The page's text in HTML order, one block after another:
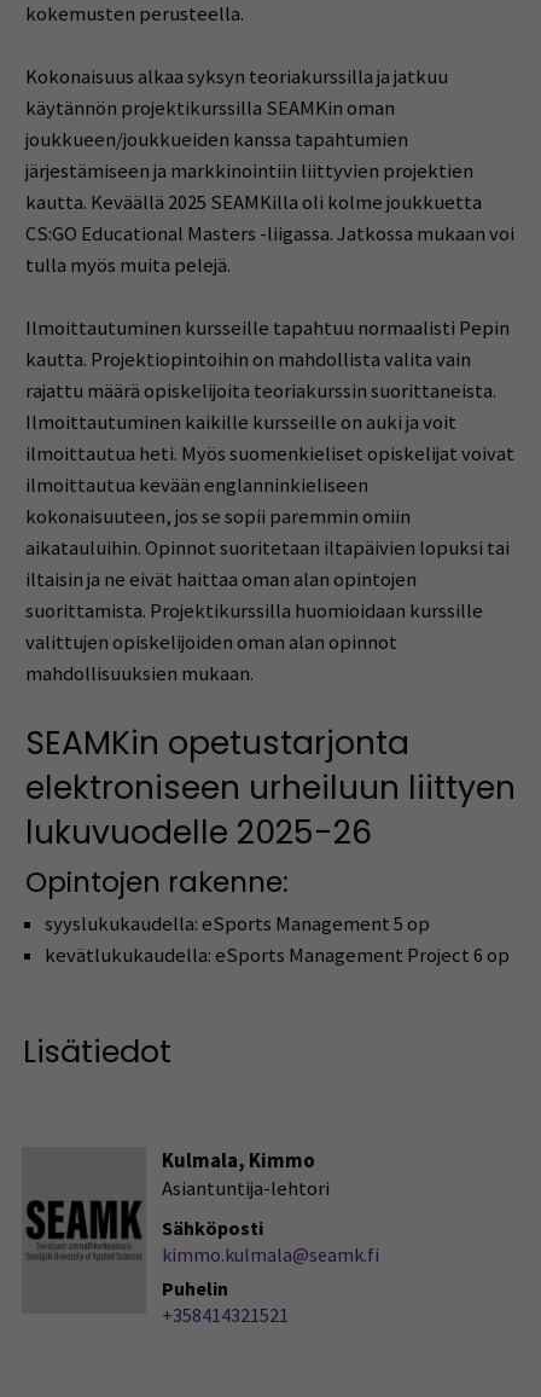
kokemusten perusteella.
Kokonaisuus alkaa syksyn teoriakurssilla ja jatkuu
käytännön projektikurssilla SEAMKin oman
joukkueen/joukkueiden kanssa tapahtumien
järjestämiseen ja markkinointiin liittyvien projektien
kautta. Keväällä 2025 SEAMKilla oli kolme joukkuetta
CS:GO Educational Masters -liigassa. Jatkossa mukaan voi
tulla myös muita pelejä.
Ilmoittautuminen kursseille tapahtuu normaalisti Pepin
kautta. Projektiopintoihin on mahdollista valita vain
rajattu määrä opiskelijoita teoriakurssin suorittaneista.
Ilmoittautuminen kaikille kursseille on auki ja voit
ilmoittautua heti. Myös suomenkieliset opiskelijat voivat
ilmoittautua kevään englanninkieliseen
kokonaisuuteen, jos se sopii paremmin omiin
aikatauluihin. Opinnot suoritetaan iltapäivien lopuksi tai
iltaisin ja ne eivät haittaa oman alan opintojen
suorittamista. Projektikurssilla huomioidaan kurssille
valittujen opiskelijoiden oman alan opinnot
mahdollisuuksien mukaan.
SEAMKin opetustarjonta
elektroniseen urheiluun liittyen
lukuvuodelle 2025-26
Opintojen rakenne:
syyslukukaudella: eSports Management 5 op
kevätlukukaudella: eSports Management Project 6 op
Lisätiedot
Kulmala, Kimmo
Asiantuntija-lehtori
Sähköposti
kimmo.kulmala@seamk.fi
Puhelin
+358414321521